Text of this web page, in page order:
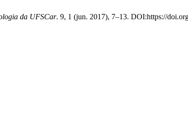
da UFSCar. 9, 1 (jun. 2017), 7–13. DOI:https://